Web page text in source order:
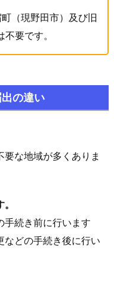
（現野田市）及び旧
要です。
の違い
な地域が多くありま
手続き前に行います
などの手続き後に行い